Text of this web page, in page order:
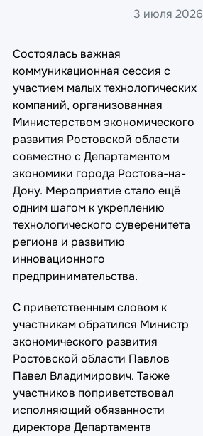
3 июля 2026
Состоялась важная
коммуникационная сессия с
участием малых технологических
компаний, организованная
Министерством экономического
развития Ростовской области
совместно с Департаментом
экономики города Ростова-на-
Дону. Мероприятие стало ещё
одним шагом к укреплению
технологического суверенитета
региона и развитию
инновационного
предпринимательства.
С приветственным словом к
участникам обратился Министр
экономического развития
Ростовской области Павлов
Павел Владимирович. Также
участников поприветствовал
исполняющий обязанности
директора Департамента